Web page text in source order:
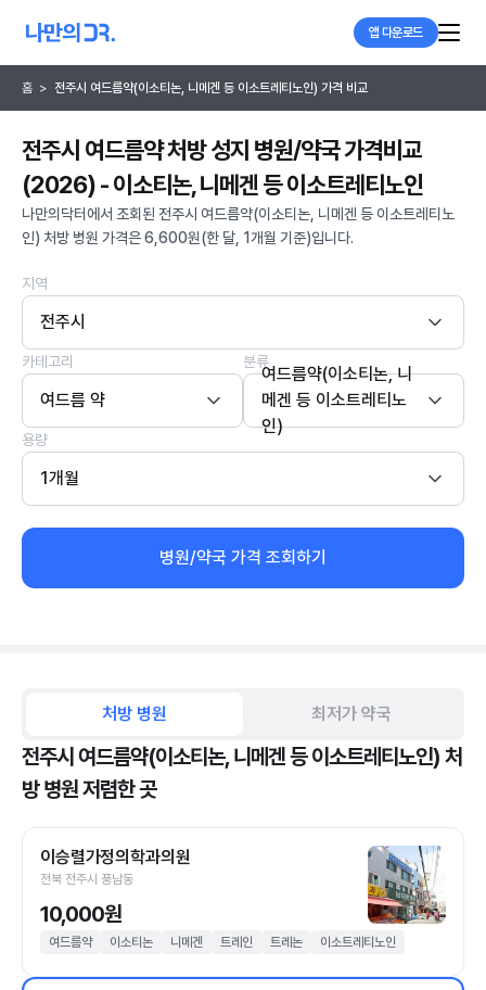
앱 다운로드
홈 > 전주시 여드름약(이소티논, 니메겐 등 이소트레티노인) 가격 비교
전주시 여드름약 처방 성지 병원/약국 가격비교
(2026) - 이소티논, 니메겐 등 이소트레티노인
나만의닥터에서 조회된 전주시 여드름약(이소티논, 니메겐 등 이소트레티노
인) 처방 병원 가격은 6,600원(한 달, 1개월 기준)입니다.
지역
전주시
카테고리
여드름 약
분류
여드름약(이소티논, 니
메겐 등 이소트레티노
인)
용량
1개월
병원/약국 가격 조회하기
처방 병원 최저가 약국
전주시 여드름약(이소티논, 니메겐 등 이소트레티노인) 처
방 병원 저렴한 곳
이승렬가정의학과의원
전북 전주시 풍남동
10,000원
여드름약 이소티논 니메겐 트레인 트레논 이소트레티노인